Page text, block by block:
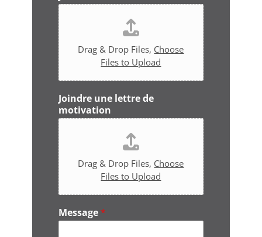
p
h
o
n
e
*
Drag & Drop Files, Choose
Files to Upload
Joindre une lettre de
motivation
Drag & Drop Files, Choose
Files to Upload
Message *